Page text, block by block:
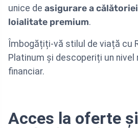
unice de asigurare a călătoriei
loialitate premium.
Îmbogățiți-vă stilul de viață cu
Platinum și descoperiți un nivel
financiar.
Acces la oferte